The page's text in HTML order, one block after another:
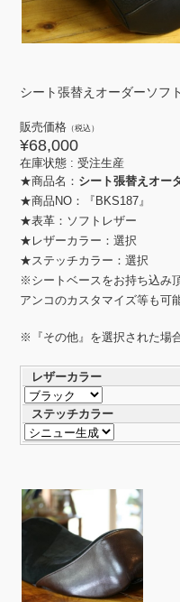
シート張替えオーダーソフ
販売価格 （税込）
¥68,000
在庫状態 :受注生産
★商品名： シート張替えオー
★商品NO：『BKS187』
★表革：ソフトレザー
★レザーカラー：選択
★ステッチカラー：選択
※シートベースをお持ち込み
アンコのカスタマイズ等も可
※『その他』を選択された場
レザーカラー
ステッチカラー